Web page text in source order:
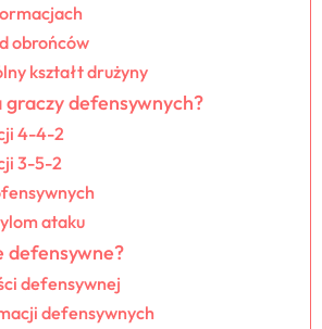
obrońców
kształt drużyny
defensywnych?
4-4-2
3-5-2
ataku
defensywne?
defensywnej
defensywnych